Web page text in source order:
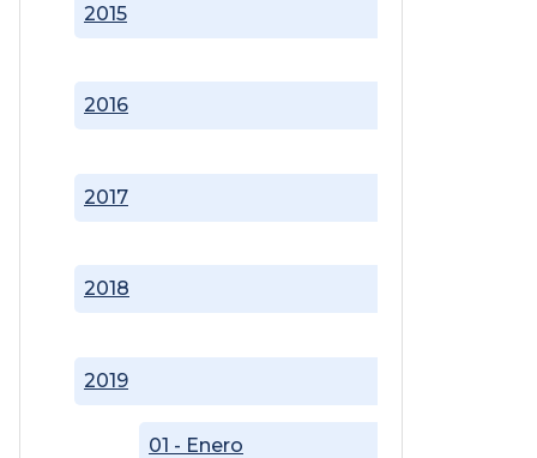
2015
2016
2017
2018
2019
01 - Enero